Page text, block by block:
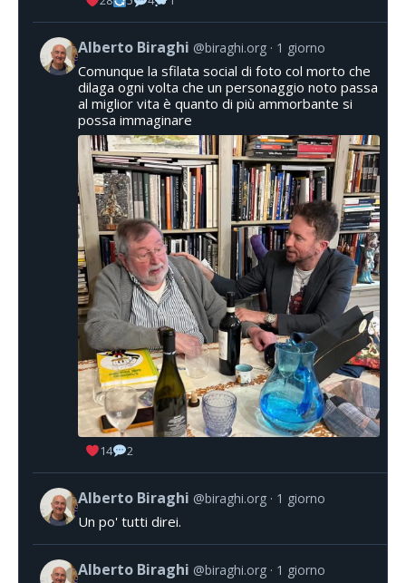
Alberto Biraghi @biraghi.org 1 giorno
Comunque la sfilata social di foto col morto che
dilaga ogni volta che un personaggio noto passa
al miglior vita è quanto di più ammorbante si
possa immaginare
14 2
Alberto Biraghi @biraghi.org 1 giorno
Un po' tutti direi.
Alberto Biraghi @biraghi.org 1 giorno